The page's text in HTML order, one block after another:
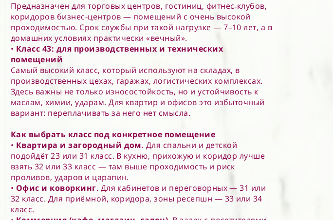
Предназначен для торговых центров, гостиниц, фитнес‑клубов,
коридоров бизнес‑центров — помещений с очень высокой
проходимостью. Срок службы при такой нагрузке — 7–10 лет, а в
домашних условиях практически «вечный».
• Класс 43: для производственных и технических
помещений
Самый высокий класс, который используют на складах, в
производственных цехах, гаражах, логистических комплексах.
Здесь важны не только износостойкость, но и устойчивость к
маслам, химии, ударам. Для квартир и офисов это избыточный
вариант: переплачивать за него нет смысла.
Как выбрать класс под конкретное помещение
• Квартира и загородный дом. Для спальни и детской
подойдёт 23 или 31 класс. В кухню, прихожую и коридор лучше
взять 32 или 33 класс — там выше проходимость и риск
проливов, ударов и царапин.
• Офис и коворкинг. Для кабинетов и переговорных — 31 или
32 класс. Для приёмной, коридора, зоны ресепшн — 33 или 34
класс.